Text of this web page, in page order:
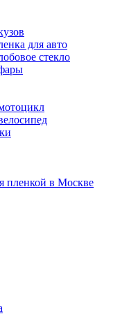
для авто
стекло
пленкой в Москве